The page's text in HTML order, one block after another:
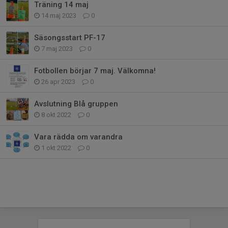
Träning 14 maj
14 maj 2023 0
Säsongsstart PF-17
7 maj 2023 0
Fotbollen börjar 7 maj. Välkomna!
26 apr 2023 0
Avslutning Blå gruppen
8 okt 2022 0
Vara rädda om varandra
1 okt 2022 0